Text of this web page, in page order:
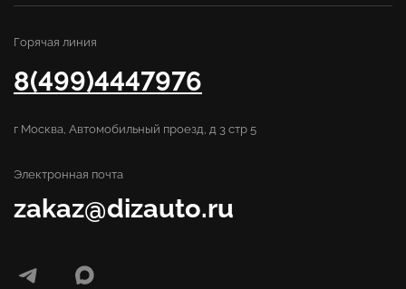
Горячая линия
8(499)4447976
г Москва, Автомобильный проезд, д 3 стр 5
Электронная почта
zakaz@dizauto.ru